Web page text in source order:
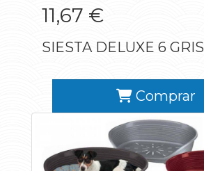
11,67 €
SIESTA DELUXE 6 GRIS
Comprar